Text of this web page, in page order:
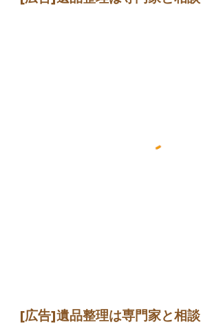
[広告]遺品整理は専門家と相談